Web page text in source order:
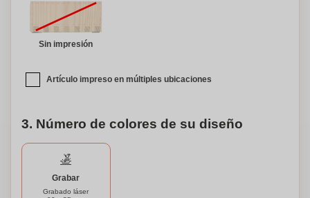
Sin impresión
Artículo impreso en múltiples ubicaciones
3. Número de colores de su diseño
Grabar
Grabado láser